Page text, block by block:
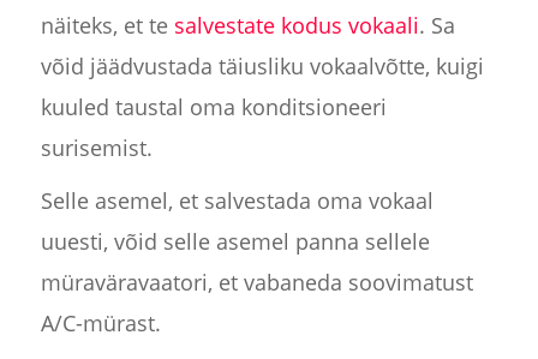
näiteks, et te salvestate kodus vokaali. Sa
võid jäädvustada täiusliku vokaalvõtte, kuigi
kuuled taustal oma konditsioneeri
surisemist.
Selle asemel, et salvestada oma vokaal
uuesti, võid selle asemel panna sellele
müraväravaatori, et vabaneda soovimatust
A/C-mürast.